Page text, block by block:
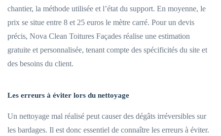
chantier, la méthode utilisée et l’état du support. En moyenne, le
prix se situe entre 8 et 25 euros le mètre carré. Pour un devis
précis, Nova Clean Toitures Façades réalise une estimation
gratuite et personnalisée, tenant compte des spécificités du site et
des besoins du client.
Les erreurs à éviter lors du nettoyage
Un nettoyage mal réalisé peut causer des dégâts irréversibles sur
les bardages. Il est donc essentiel de connaître les erreurs à éviter.